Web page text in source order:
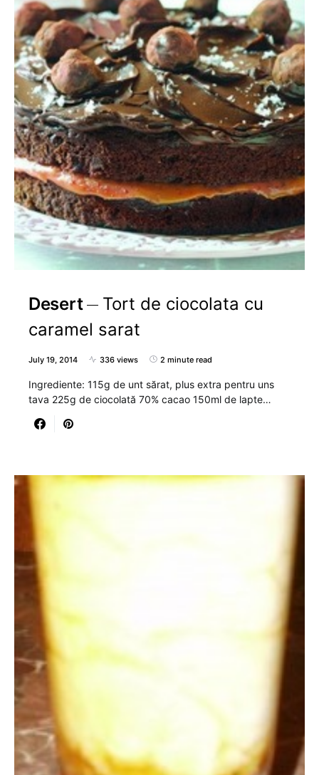
Desert
Tort de ciocolata cu
caramel sarat
July 19, 2014 336 views 2 minute read
Ingrediente: 115g de unt sărat, plus extra pentru uns
tava 225g de ciocolată 70% cacao 150ml de lapte…